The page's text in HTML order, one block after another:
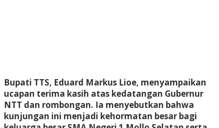
Bupati TTS, Eduard Markus Lioe, menyampaikan
ucapan terima kasih atas kedatangan Gubernur
NTT dan rombongan. Ia menyebutkan bahwa
kunjungan ini menjadi kehormatan besar bagi